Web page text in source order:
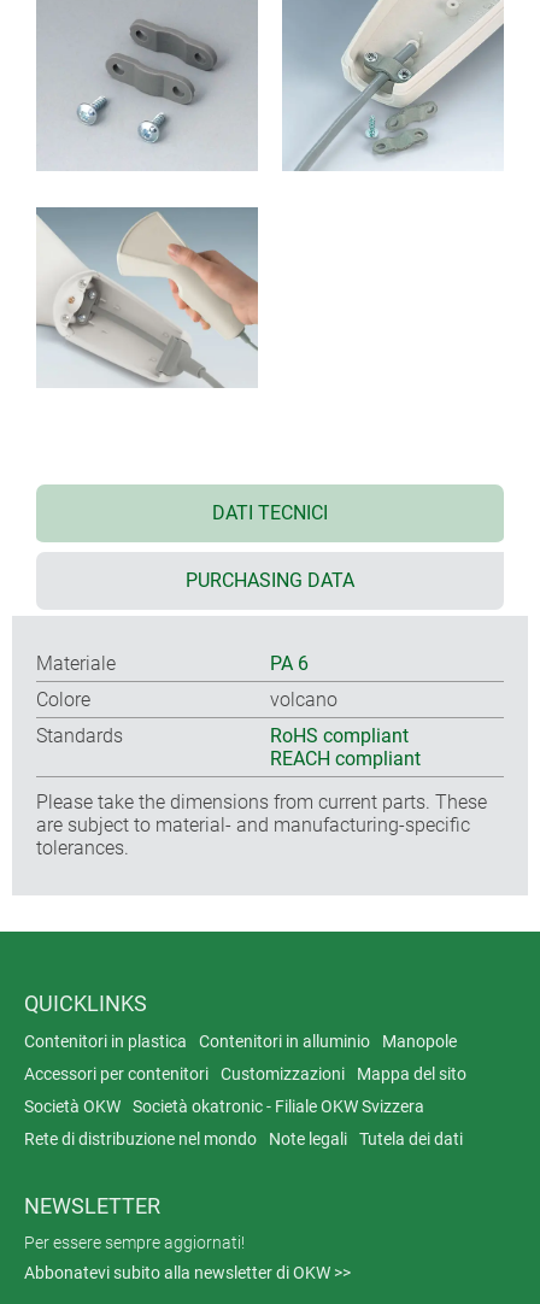
DATI TECNICI
PURCHASING DATA
Materiale
PA 6
Colore
volcano
Standards
RoHS compliant
REACH compliant
Please take the dimensions from current parts. These
are subject to material- and manufacturing-specific
tolerances.
QUICKLINKS
Contenitori in plastica Contenitori in alluminio
Manopole
Accessori per contenitori
Customizzazioni
Mappa del sito
Società OKW
Società okatronic - Filiale OKW Svizzera
Rete di distribuzione nel mondo
Note legali Tutela dei dati
NEWSLETTER
Per essere sempre aggiornati!
Abbonatevi subito alla newsletter di OKW >>